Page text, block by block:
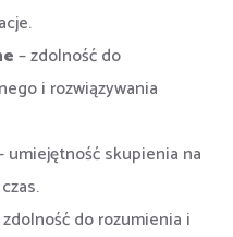
– zdolność do
i rozwiązywania
umiejętność skupienia na
zdolność do rozumienia i